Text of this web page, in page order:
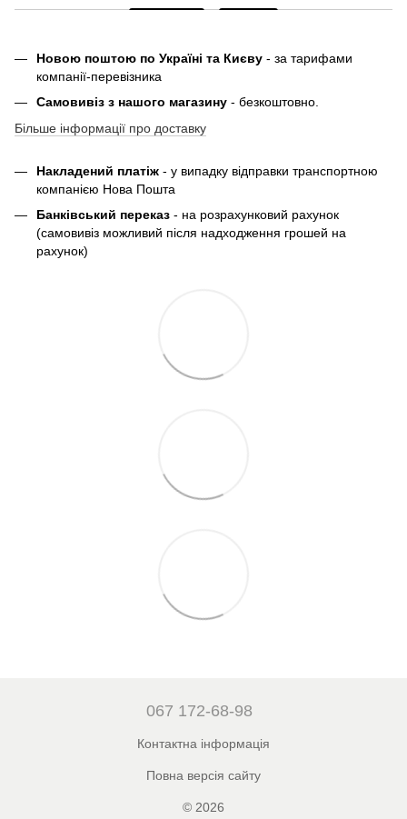
Новою поштою по Україні та Києву - за тарифами
компанії-перевізника
Самовивіз з нашого магазину - безкоштовно.
Більше інформації про доставку
Накладений платіж - у випадку відправки транспортною
компанією Нова Пошта
Банківський переказ - на розрахунковий рахунок
(самовивіз можливий після надходження грошей на
рахунок)
067 172-68-98
Контактна інформація
Повна версія сайту
© 2026